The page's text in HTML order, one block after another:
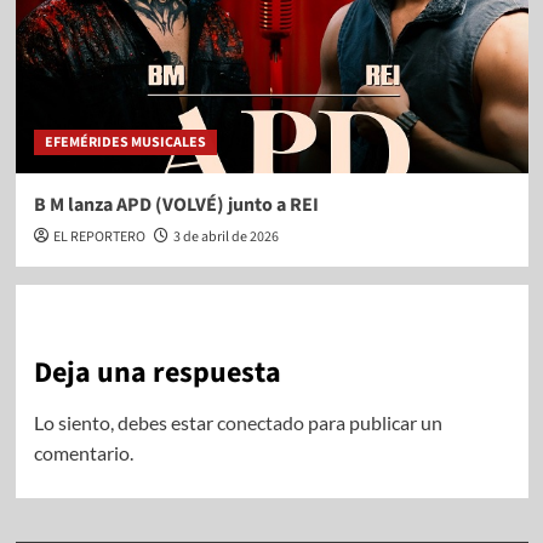
EFEMÉRIDES MUSICALES
B M lanza APD (VOLVÉ) junto a REI
EL REPORTERO 3 de abril de 2026
Deja una respuesta
Lo siento, debes estarconectadopara publicar un
comentario.